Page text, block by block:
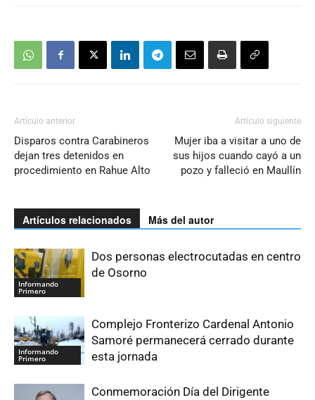
Artículo anterior
Disparos contra Carabineros
dejan tres detenidos en
procedimiento en Rahue Alto
Artículo siguiente
Mujer iba a visitar a uno de
sus hijos cuando cayó a un
pozo y falleció en Maullín
Artículos relacionados Más del autor
Informando
Primero
Dos personas electrocutadas en centro
de Osorno
Informando
Primero
Complejo Fronterizo Cardenal Antonio
Samoré permanecerá cerrado durante
esta jornada
Conmemoración Día del Dirigente